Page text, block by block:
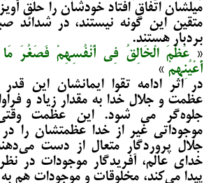
میلشان اتفاق افتاد خودشان را حلق
متقین این گونه نیستند، در شدائد
بردبار هستند.
« عَظُمَ الْخَالِقُ فِی أَنْفُسِهِمْ فَصَغُرَ
أَعْیُنِهِمْ »
در اثر ادامه تقوا ایمانشان این
عظمت و جلال خدا به مقدار زیاد و
جلوه‌گر می ­شود. این عظمت
موجوداتی غیر از خدا عظمتشان را
جلال پروردگار متعال از دست
خدای عالم، آفریدگار موجودات در
پیدا می‌­کند، مخلوقات و موجودات هم